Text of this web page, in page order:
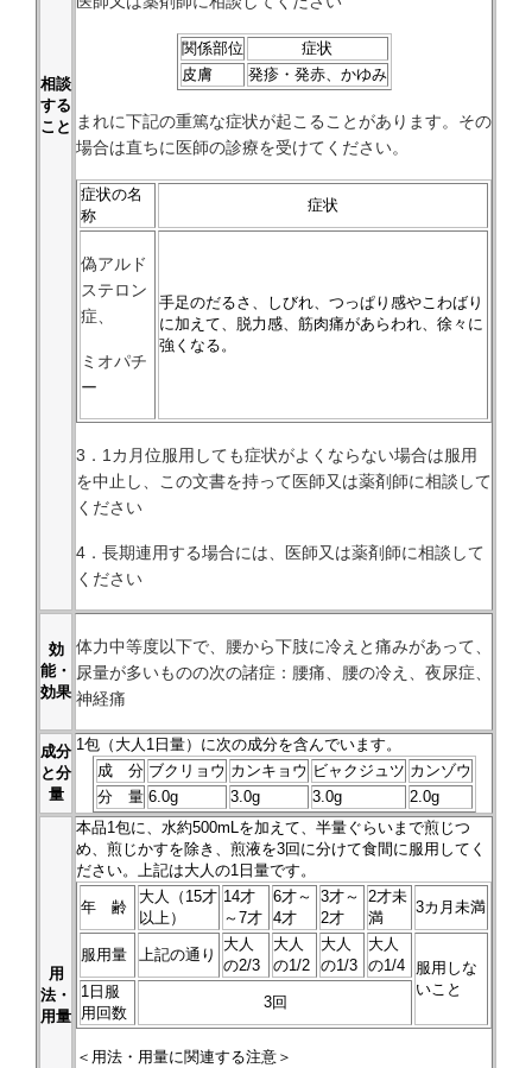
相談
する
こと
関係部位
症状
皮膚
発疹・発赤、かゆみ
まれに下記の重篤な症状が起こることがあります。その
場合は直ちに医師の診療を受けてください。
症状の名
称
症状
偽アルド
ステロン
症、
ミオパチ
ー
手足のだるさ、しびれ、つっぱり感やこわばり
に加えて、脱力感、筋肉痛があらわれ、徐々に
強くなる。
3．1カ月位服用しても症状がよくならない場合は服用
を中止し、この文書を持って医師又は薬剤師に相談して
ください
4．長期連用する場合には、医師又は薬剤師に相談して
ください
効
能・
効果
体力中等度以下で、腰から下肢に冷えと痛みがあって、
尿量が多いものの次の諸症：腰痛、腰の冷え、夜尿症、
神経痛
成分
と分
量
1包（大人1日量）に次の成分を含んでいます。
成 分 ブクリョウ カンキョウ ビャクジュツ カンゾウ
分 量 6.0g 3.0g 3.0g 2.0g
用
法・
用量
本品1包に、水約500mLを加えて、半量ぐらいまで煎じつ
め、煎じかすを除き、煎液を3回に分けて食間に服用してく
ださい。上記は大人の1日量です。
年 齢
大人（15才
以上）
14才
～7才
6才～
4才
3才～
2才
2才未
満
3カ月未満
服用量 上記の通り
大人
の2/3
大人
の1/2
大人
の1/3
大人
の1/4
服用しな
いこと
1日服
用回数
3回
＜用法・用量に関連する注意＞